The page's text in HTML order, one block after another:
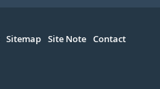
Sitemap Site Note Contact